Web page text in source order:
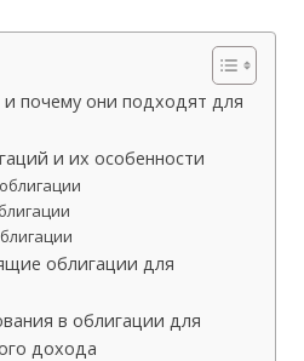
почему они подходят для
и их особенности
облигации для
в облигации для
дохода